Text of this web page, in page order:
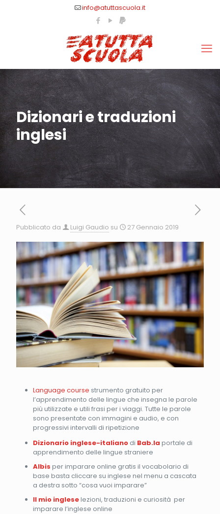
info@atuttascuola.it
Dizionari e traduzioni
inglesi
Pubblicato da Luigi Gaudio su 27 Gennaio 2019
Language course strumento gratuito per
l’apprendimento delle lingue che insegna le parole
più utilizzate e utili frasi per i viaggi. Tutte le parole
sono presentate con immagini e audio, e con
progressivi intervalli di ripetizione
Dizionario inglese-italianodi Bab.la portale di
apprendimento delle lingue straniere
Albis per imparare online gratis il vocabolario di
base basta cliccare su inglese nel menu a cascata
a destra sotto “cosa vuoi imparare”
Il mio ingleselezioni, traduzioni e curiosità per
imparare l’inglese online